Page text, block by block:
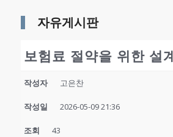
자유게시판
보험료 절약을 위한 설
작성자 고은찬
작성일 2026-05-09 21:36
조회 43